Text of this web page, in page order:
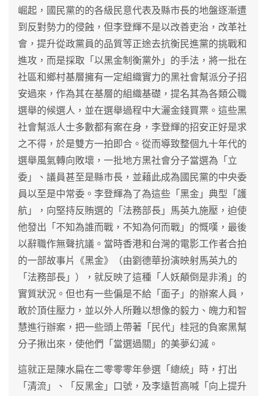
崛起，國民黨的的各級民意代表及縣市長的地盤逐漸遭
到反對勢力的侵蝕，但李登輝不是以改善吏治，改革社
會，提升從政黨員的品質等正途去抗衡民進黨的挑戰和
進攻，而是採取「以黑金制衡黨外」的手法，將一批在
社區和鄉村基層擁有一定組織實力的黑社會幫派分子招
安過來，作為其在基層的組織基礎，提名其為各類公職
選舉的候選人，並在選舉過程中大灑金錢買票。這些黑
社會幫派人士多數都有案在身，李登輝的招安正好是求
之不得，於是雙方一拍即合。從而導致整個九十年代的
選舉風氣轉向敗壞，一批地方黑社會分子當選為「立
委」、議員甚至是縣市長，並藉此成為國民黨的中央委
員以至是中常委。李登輝為了為這些「黑金」典型「護
航」，向堅持反賄選的「法務部長」馬英九施壓，迫使
他發出「不知為誰而戰，不知為何而戰」的慨嘆，最後
以辭職作無聲抗議。當時香港和台灣的電影工作者合拍
的一部故事片《黑金》（由劉德華扮演映射馬英九的
「法務部長」），就反映了這種「人妖顛倒是非淆」的
實質狀況。但也有一些偏是不給「面子」的辦案人員，
敢於頂住壓力，並以外人所難以想像的毅力、魄力和智
慧進行辦案，把一些頭上帶著「民代」桂冠的負案黑幫
分子揪出來，使他們「當選過關」的美夢幻滅。
這就正是陳水扁在二零零零年參選「總統」時，打出
「清流」、「反黑金」口號，及李遠哲高喊「向上提升